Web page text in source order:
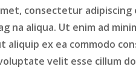
consectetur
na aliqua. Ut enim ad
aliquip ex ea commodo
velit esse cillum